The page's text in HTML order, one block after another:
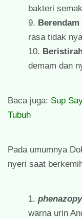
bakteri
rasa tidak
demam dan
Baca juga: Sup
Tubuh
Pada umumnya
nyeri saat
warna urin